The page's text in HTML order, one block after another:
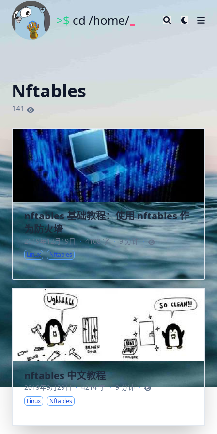
>$ cd /home/
Nftables
141
nftables 基础教程：使用 nftables 作
为防火墙
2019年12月19日 · 4108 字 · 9 分钟 ·
Linux Nftables
nftables 中文教程
2019年9月29日 · 4214 字 · 9 分钟 ·
Linux Nftables